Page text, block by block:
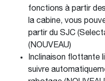
fonctions à partir
la cabine, vous
partir du SJC
(NOUVEAU)
Inclinaison flottante
suivre